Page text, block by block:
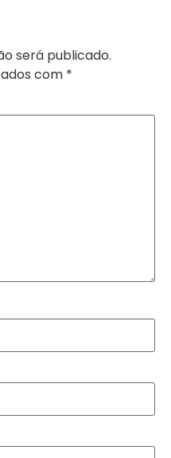
será publicado.
com *